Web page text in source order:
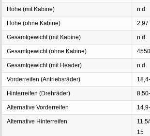
Höhe (mit Kabine) n.d.
Höhe (ohne Kabine) 2,97
Gesamtgewicht (mit Kabine) n.d.
Gesamtgewicht (ohne Kabine)
Gesamtgewicht (mit Header) n.d.
Vorderreifen (Antriebsräder)
Hinterreifen (Drehräder)
Alternative Vorderreifen
Alternative Hinterreifen
15